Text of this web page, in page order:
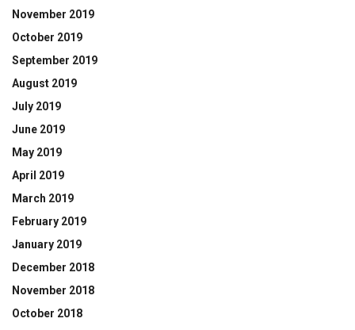
November 2019
October 2019
September 2019
August 2019
July 2019
June 2019
May 2019
April 2019
March 2019
February 2019
January 2019
December 2018
November 2018
October 2018